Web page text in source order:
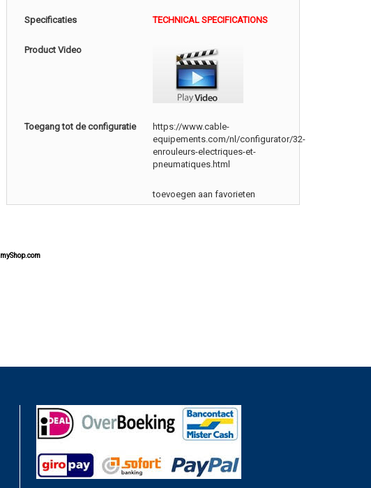
Specificaties TECHNICAL SPECIFICATIONS
Product Video
Toegang tot de configuratie
https://www.cable-
equipements.com/nl/configurator/32-
enrouleurs-electriques-et-
pneumatiques.html
toevoegen aan favorieten
myShop.com